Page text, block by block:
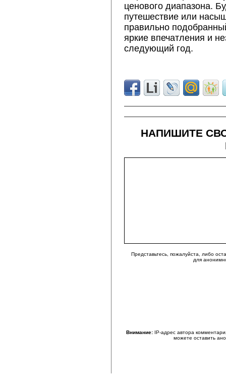
ценового диапазона.
путешествие или
правильно
яркие впечатления и
следующий год.
НАПИШИТЕ
Представьтесь, пожалуйста, либо
для
Внимание:IP-адрес автора
можете оставить